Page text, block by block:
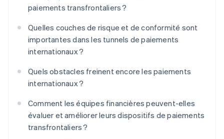
paiements transfrontaliers ?
Quelles couches de risque et de conformité sont
importantes dans les tunnels de paiements
internationaux ?
Quels obstacles freinent encore les paiements
internationaux ?
Comment les équipes financières peuvent-elles
évaluer et améliorer leurs dispositifs de paiements
transfrontaliers ?